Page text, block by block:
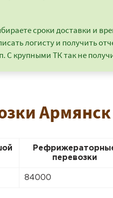
сроки доставки и
логисту и получить
С крупными ТК так не
перевозки
84000